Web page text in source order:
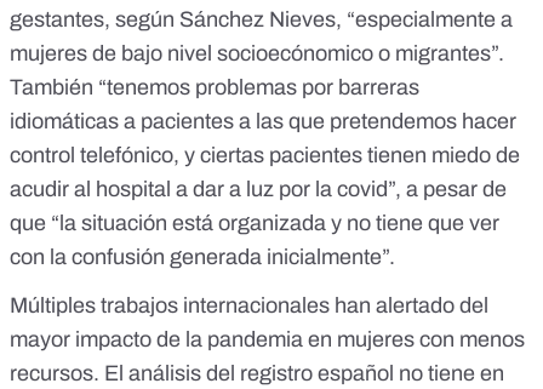
gestantes, según Sánchez Nieves, “especialmente a
mujeres de bajo nivel socioecónomico o migrantes”.
También “tenemos problemas por barreras
idiomáticas a pacientes a las que pretendemos hacer
control telefónico, y ciertas pacientes tienen miedo de
acudir al hospital a dar a luz por la covid”, a pesar de
que “la situación está organizada y no tiene que ver
con la confusión generada inicialmente”.
Múltiples trabajos internacionales han alertado del
mayor impacto de la pandemia en mujeres con menos
recursos. El análisis del registro español no tiene en